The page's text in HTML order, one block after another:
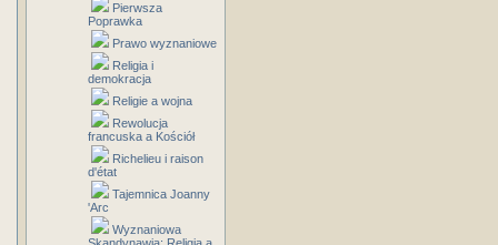
Pierwsza
Poprawka
Prawo wyznaniowe
Religia i
demokracja
Religie a wojna
Rewolucja
francuska a Kościół
Richelieu i raison
d'état
Tajemnica Joanny
'Arc
Wyznaniowa